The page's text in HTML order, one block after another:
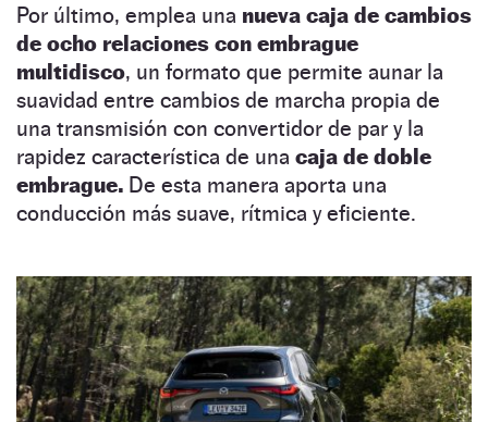
Por último, emplea una nueva caja de cambios
de ocho relaciones con embrague
multidisco, un formato que permite aunar la
suavidad entre cambios de marcha propia de
una transmisión con convertidor de par y la
rapidez característica de una caja de doble
embrague. De esta manera aporta una
conducción más suave, rítmica y eficiente.